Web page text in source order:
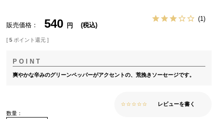
販売価格 540 税込
1
[ 5 ポイント還元 ]
爽やかな辛みのグリーンペッパーがアクセントの、荒挽きソーセージです。
レビューを書く